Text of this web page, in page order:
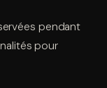
pendant
pour